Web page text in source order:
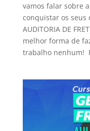
vamos falar sobre
conquistar os seus
AUDITORIA DE
melhor forma de
trabalho nenhum!